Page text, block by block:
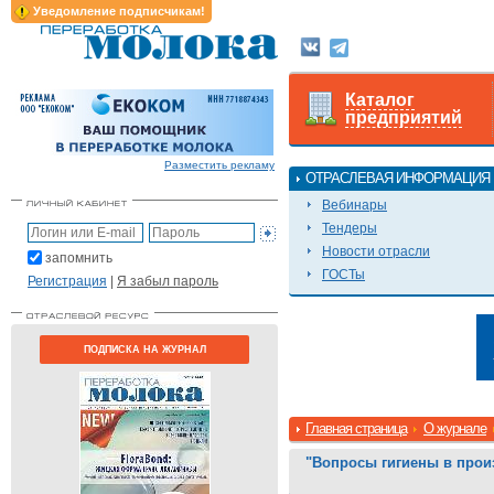
Уведомление подписчикам!
Разместить рекламу
запомнить
Регистрация | Я забыл пароль
ПОДПИСКА НА ЖУРНАЛ
Каталог
предприятий
ОТРАСЛЕВАЯ ИНФОРМАЦИЯ
Вебинары
Тендеры
Новости отрасли
ГОСТы
Главная страница О журнале
"Вопросы гигиены в